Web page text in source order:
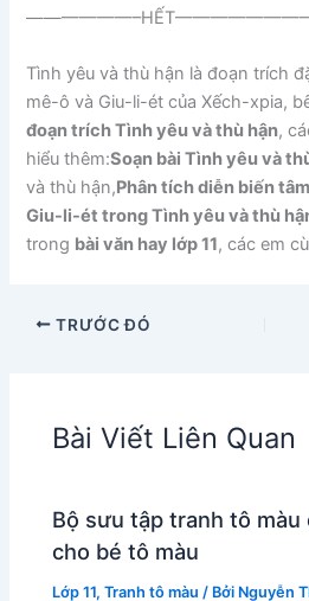
Tình yêu và thù hận là đoạn trích
mê-ô và Giu-li-ét của Xếch-xpia,
đoạn trích Tình yêu và thù hận,
hiểu thêm:Soạn bài Tình yêu và
và thù hận,Phân tích diễn biến
Giu-li-ét trong Tình yêu và thù
trong bài văn hay lớp 11, các em
TRƯỚC ĐÓ
Bài Viết Liên Quan
Bộ sưu tập tranh tô màu
cho bé tô màu
Lớp 11,Tranh tô màu / Bởi Nguyễn